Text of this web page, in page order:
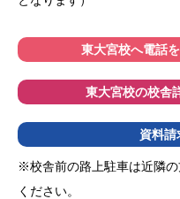
中1原市中女子 英語80点以上
中1原市中女子 ５科430点以
中1原市中女子 社会26点ア
中1原市中女子 5科37点ア
中1土呂中男子 国語80点以
中1土呂中男子 数学80点以
中1瓦葺中女子 国語90点以上
東大宮校へ電話
東大宮校の校舎
資料請
※校舎前の路上駐車は近隣
ください。